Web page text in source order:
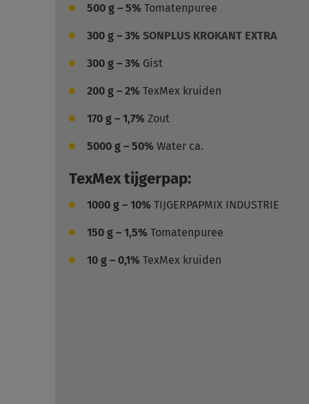
500 g – 5% Tomatenpuree
300 g – 3% SONPLUS KROKANT EXTRA
300 g – 3% Gist
200 g – 2% TexMex kruiden
170 g – 1,7% Zout
5000 g – 50% Water ca.
TexMex tijgerpap:
1000 g – 10% TIJGERPAPMIX INDUSTRIE
150 g – 1,5% Tomatenpuree
10 g – 0,1% TexMex kruiden